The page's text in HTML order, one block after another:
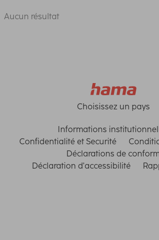
Aucun résultat
Choisissez un pays
Informations
Confidentialité et Securité
Déclarations de
Déclaration d'accessibilité